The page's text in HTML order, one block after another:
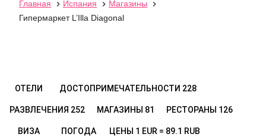
Главная  Испания  Магазины

Гипермаркет L’Illa Diagonal
ОТЕЛИ ДОСТОПРИМЕЧАТЕЛЬНОСТИ 228
РАЗВЛЕЧЕНИЯ 252 МАГАЗИНЫ 81 РЕСТОРАНЫ 126
ВИЗА ПОГОДА ЦЕНЫ 1 EUR = 89.1 RUB